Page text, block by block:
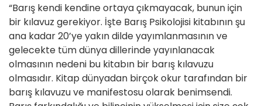
“Barış kendi kendine ortaya çıkmayacak, bunun için
bir kılavuz gerekiyor. İşte Barış Psikolojisi kitabının şu
ana kadar 20’ye yakın dilde yayımlanmasının ve
gelecekte tüm dünya dillerinde yayınlanacak
olmasının nedeni bu kitabın bir barış kılavuzu
olmasıdır. Kitap dünyadan birçok okur tarafından bir
barış kılavuzu ve manifestosu olarak benimsendi.